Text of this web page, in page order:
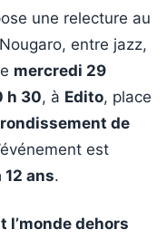
une relecture au
entre jazz,
mercredi 29
h 30, à Edito, place
de
est
12 ans.
l’monde dehors